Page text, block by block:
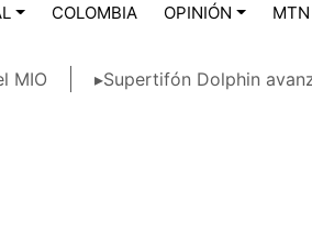
COLOMBIA OPINIÓN MTN
MIO
▸Supertifón Dolphin